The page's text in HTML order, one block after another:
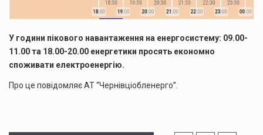
У години пікового навантаження на енергосистему: 09.00-
11.00 та 18.00-20.00 енергетики просять економно
споживати електроенергію.
Про це повідомляє АТ “Чернівціобленерго”.